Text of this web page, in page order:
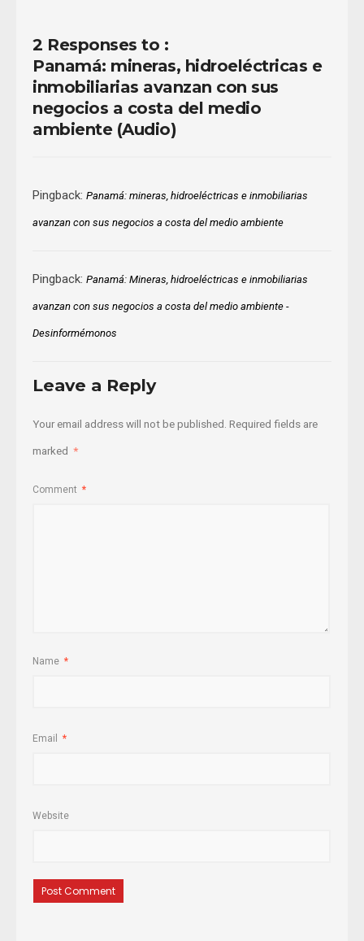
2 Responses to :
Panamá: mineras, hidroeléctricas e
inmobiliarias avanzan con sus
negocios a costa del medio
ambiente (Audio)
Pingback: Panamá: mineras, hidroeléctricas e inmobiliarias
avanzan con sus negocios a costa del medio ambiente
Pingback: Panamá: Mineras, hidroeléctricas e inmobiliarias
avanzan con sus negocios a costa del medio ambiente -
Desinformémonos
Leave a Reply
Your email address will not be published. Required fields are
marked *
Comment *
Name *
Email *
Website